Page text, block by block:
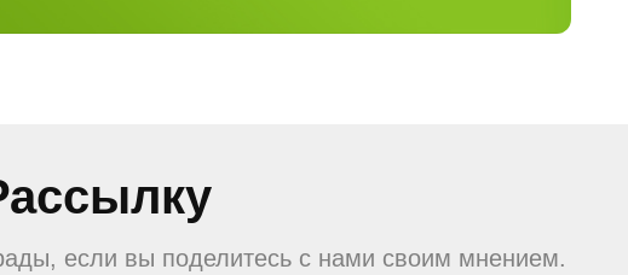
если вы поделитесь с нами своим мнением.